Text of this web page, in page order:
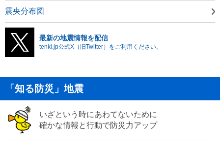
震央分布図
最新の地震情報を配信
tenki.jp公式X（旧Twitter）をご利用ください。
「知る防災」地震
いざという時にあわてないために
確かな情報と行動で防災力アップ